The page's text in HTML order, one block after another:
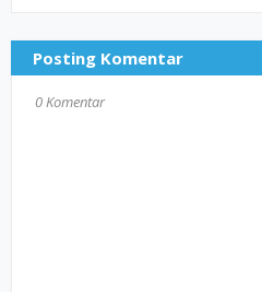
Posting Komentar
0 Komentar